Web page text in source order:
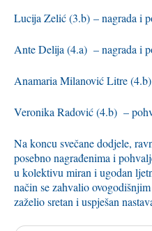
Lucija Zelić (3.b) – nagrada i
Ante Delija (4.a) – nagrada i
Anamaria Milanović Litre
Veronika Radović (4.b) –
Na koncu svečane dodjele,
posebno nagrađenima i
u kolektivu miran i ugodan
način se zahvalio
zaželio sretan i uspješan